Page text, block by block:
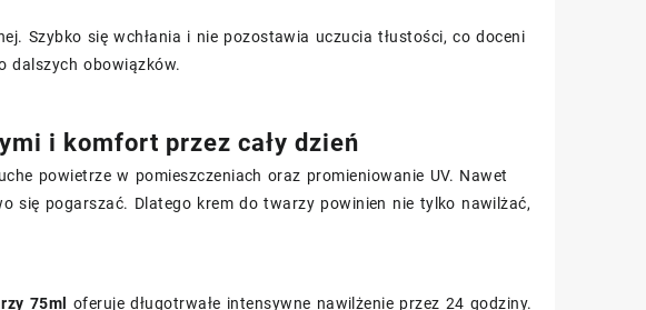
Szybko się wchłania i nie pozostawia uczucia tłustości, co doceni
dalszych obowiązków.
i komfort przez cały dzień
powietrze w pomieszczeniach oraz promieniowanie UV. Nawet
się pogarszać. Dlatego krem do twarzy powinien nie tylko nawilżać,
75ml
oferuje długotrwałe intensywne nawilżenie przez 24 godziny.